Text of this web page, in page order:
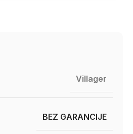
Villager
BEZ GARANCIJE